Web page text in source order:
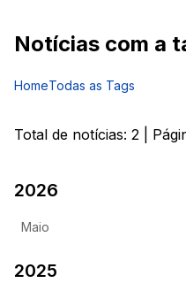
Notícias com a
HomeTodas as Tags
Total de notícias: 2 |
2026
Maio
2025